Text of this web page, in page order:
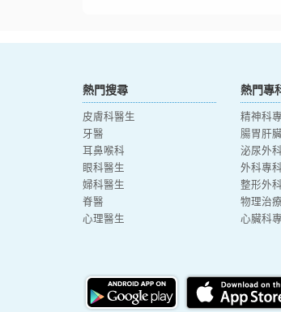
熱門搜尋
皮膚科醫生
牙醫
耳鼻喉科
眼科醫生
婦科醫生
脊醫
心理醫生
熱門專
精神科
腸胃肝
泌尿外
外科專科
整形外
物理治
心臟科